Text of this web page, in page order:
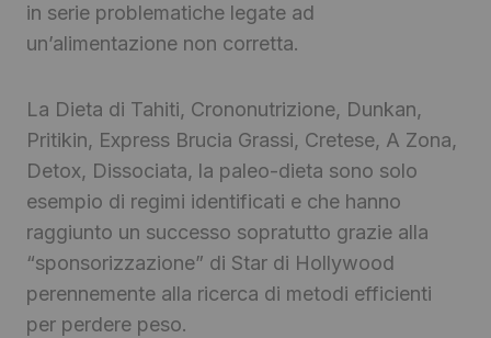
in serie problematiche legate ad
un’alimentazione non corretta.
La Dieta di Tahiti, Crononutrizione, Dunkan,
Pritikin, Express Brucia Grassi, Cretese, A Zona,
Detox, Dissociata, la paleo-dieta sono solo
esempio di regimi identificati e che hanno
raggiunto un successo sopratutto grazie alla
“sponsorizzazione” di Star di Hollywood
perennemente alla ricerca di metodi efficienti
per perdere peso.